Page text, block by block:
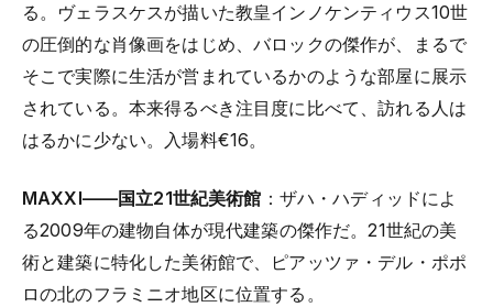
る。ヴェラスケスが描いた教皇インノケンティウス10世
の圧倒的な肖像画をはじめ、バロックの傑作が、まるで
そこで実際に生活が営まれているかのような部屋に展示
されている。本来得るべき注目度に比べて、訪れる人は
はるかに少ない。入場料€16。
MAXXI——国立21世紀美術館 ：ザハ・ハディッドによ
る2009年の建物自体が現代建築の傑作だ。21世紀の美
術と建築に特化した美術館で、ピアッツァ・デル・ポポ
ロの北のフラミニオ地区に位置する。